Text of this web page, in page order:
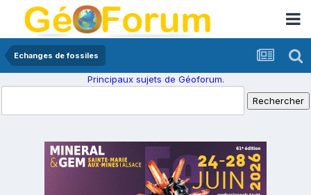
Echanges de fossiles
Principaux sujets de Géoforum.